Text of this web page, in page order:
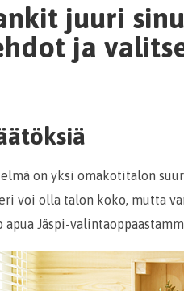
juuri
ja
on yksi omakotitalon
voi olla talon koko, mutta
apua Jäspi-